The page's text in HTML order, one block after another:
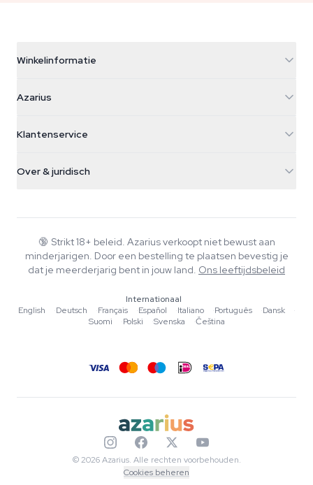
Winkelinformatie
Galvaniweg 11
Nederland
+31(0)204897914
Azarius
Smokeshop
Klantenservice
Retourbeleid
Veelgestelde vragen
Privacybeleid
Over & juridisch
Wiki
Muziek
Redactionele normen
Tools & Calculators
🔞 Strikt 18+ beleid. Azarius verkoopt niet bewust aan
minderjarigen. Door een bestelling te plaatsen bevestig je
dat je meerderjarig bent in jouw land. Ons leeftijdsbeleid
Internationaal
English
·Deutsch ·Français ·Español ·Italiano ·Português ·Dansk
·
Suomi
·Polski ·Svenska ·Čeština
© 2026 Azarius. Alle rechten voorbehouden.
Cookies beheren